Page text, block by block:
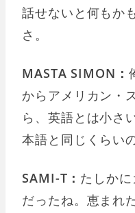
話せないと何もか
さ。
MASTA SIMON：
からアメリカン・
ら、英語とは小さ
本語と同じくらい
SAMI-T： たしか
だったね。恵まれ